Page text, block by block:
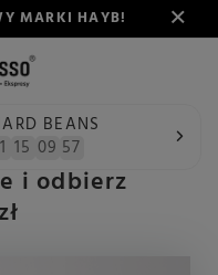
MARKI HAYB!
BEANS
15 09 56
Kup ekspres Sage i
i odbierz